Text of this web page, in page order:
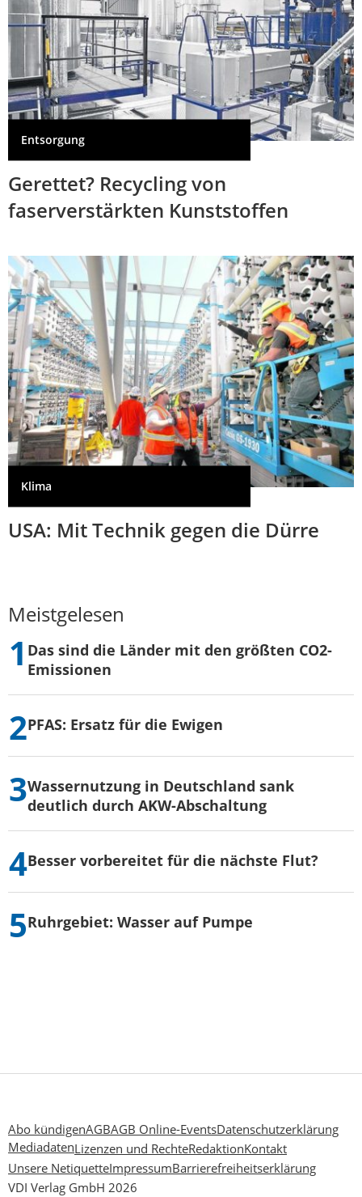
Entsorgung
Gerettet? Recycling von
faserverstärkten Kunststoffen
Klima
USA: Mit Technik gegen die Dürre
Meistgelesen
Das sind die Länder mit den größten CO2-
Emissionen
PFAS: Ersatz für die Ewigen
Wassernutzung in Deutschland sank
deutlich durch AKW-Abschaltung
Besser vorbereitet für die nächste Flut?
Ruhrgebiet: Wasser auf Pumpe
Abo kündigenAGBAGB Online-EventsDatenschutzerklärung
MediadatenLizenzen und RechteRedaktionKontakt
Unsere NetiquetteImpressumBarrierefreiheitserklärung
VDI Verlag GmbH 2026